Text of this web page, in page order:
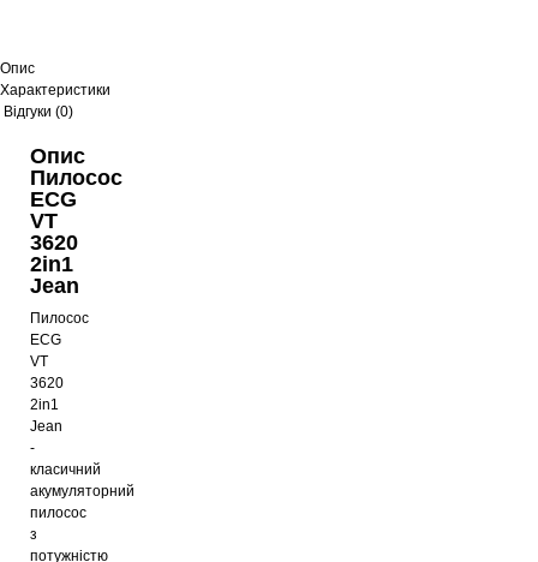
Опис
Характеристики
Відгуки (0)
Опис
Пилосос
ECG
VT
3620
2in1
Jean
Пилосос
ECG
VT
3620
2in1
Jean
-
класичний
акумуляторний
пилосос
з
потужністю